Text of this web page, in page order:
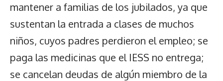
mantener a familias de los jubilados, ya que
sustentan la entrada a clases de muchos
niños, cuyos padres perdieron el empleo; se
paga las medicinas que el IESS no entrega;
se cancelan deudas de algún miembro de la